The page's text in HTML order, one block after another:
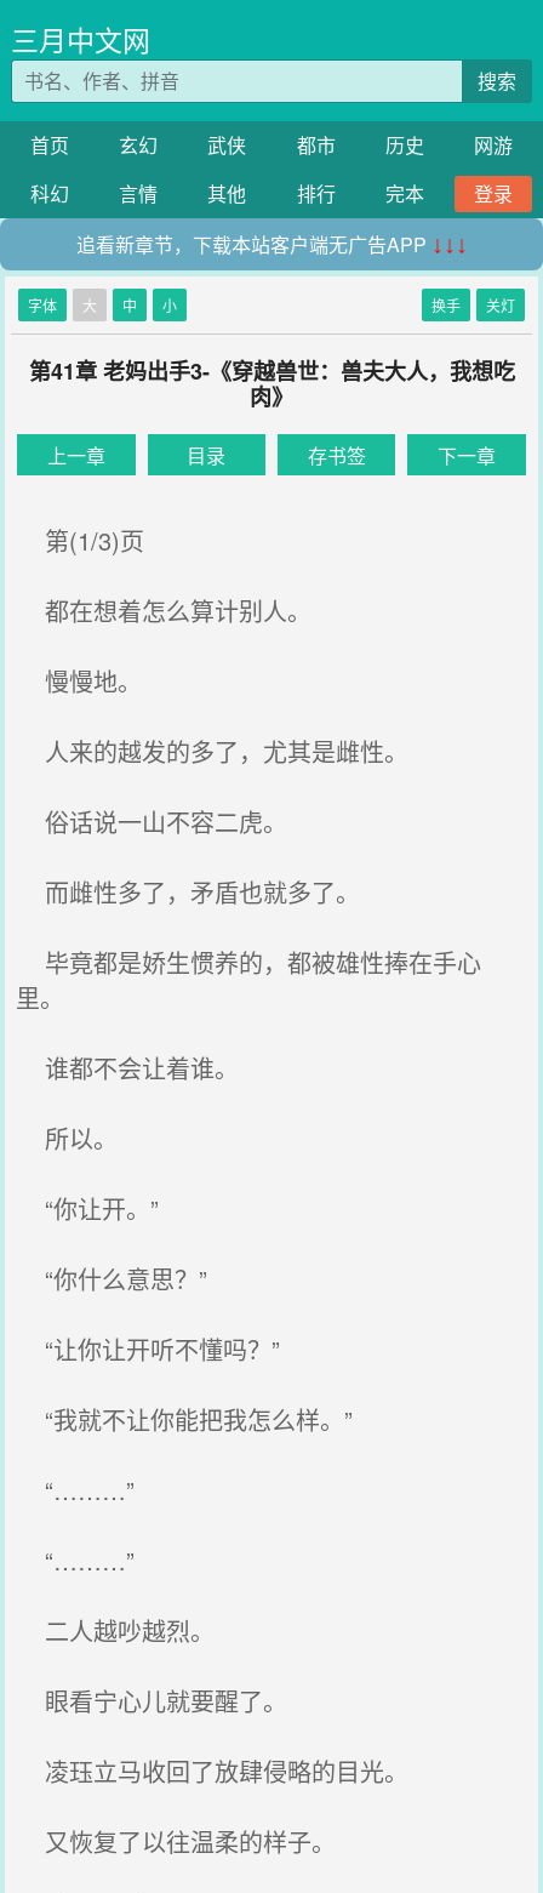
三月中文网
搜索
首页 玄幻 武侠 都市 历史
网游
科幻
言情 其他 排行 完本
登录
追看新章节，下载本站客户端无广告APP ↓↓↓
字体 大 中 小 换手 关灯
第41章 老妈出手3-《穿越兽世：兽夫大人，我想吃
肉》
上一章 目录 存书签 下一章
第(1/3)页
都在想着怎么算计别人。
慢慢地。
人来的越发的多了，尤其是雌性。
俗话说一山不容二虎。
而雌性多了，矛盾也就多了。
毕竟都是娇生惯养的，都被雄性捧在手心
里。
谁都不会让着谁。
所以。
“你让开。”
“你什么意思？”
“让你让开听不懂吗？”
“我就不让你能把我怎么样。”
“………”
“………”
二人越吵越烈。
眼看宁心儿就要醒了。
凌珏立马收回了放肆侵略的目光。
又恢复了以往温柔的样子。